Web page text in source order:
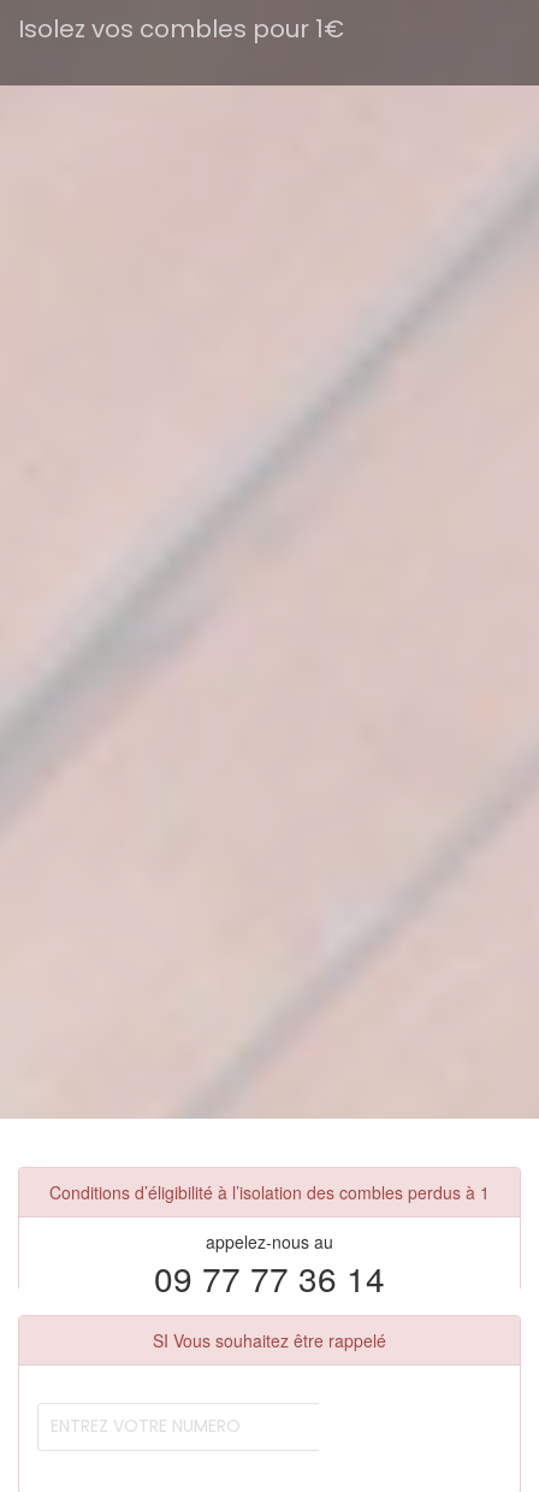
Isolez vos combles pour 1€
Conditions d’éligibilité à l’isolation des combles perdus à 1
appelez-nous au
09 77 77 36 14
SI Vous souhaitez être rappelé